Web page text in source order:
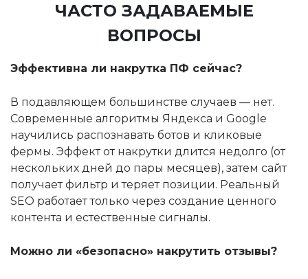
ЧАСТО ЗАДАВАЕМЫЕ
ВОПРОСЫ
Эффективна ли накрутка ПФ сейчас?
В подавляющем большинстве случаев — нет.
Современные алгоритмы Яндекса и Google
научились распознавать ботов и кликовые
фермы. Эффект от накрутки длится недолго (от
нескольких дней до пары месяцев), затем сайт
получает фильтр и теряет позиции. Реальный
SEO работает только через создание ценного
контента и естественные сигналы.
Можно ли «безопасно» накрутить отзывы?